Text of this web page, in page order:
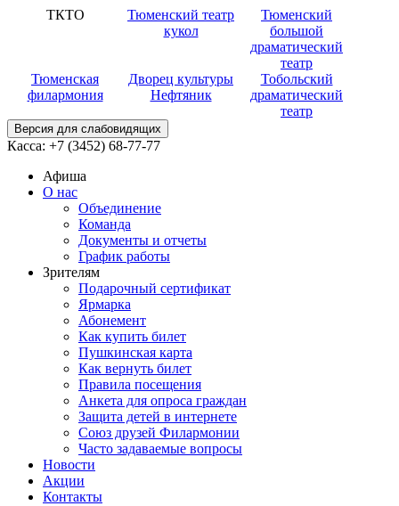
ТКТО
Тюменский театр
кукол
Тюменский
большой
драматический
театр
Тюменская
филармония
Дворец культуры
Нефтяник
Тобольский
драматический
театр
Версия для слабовидящих
Касса: +7 (3452) 68-77-77
Афиша
О нас
Объединение
Команда
Документы и отчеты
График работы
Зрителям
Подарочный сертификат
Ярмарка
Абонемент
Как купить билет
Пушкинская карта
Как вернуть билет
Правила посещения
Анкета для опроса граждан
Защита детей в интернете
Союз друзей Филармонии
Часто задаваемые вопросы
Новости
Акции
Контакты